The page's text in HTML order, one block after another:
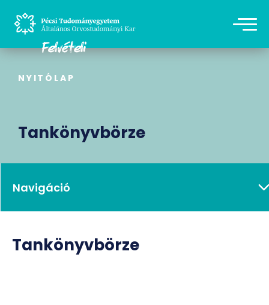
NYITÓLAP
Tankönyvbörze
Tankönyvbörze
Navigáció